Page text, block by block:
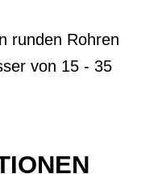
runden Rohren
von 15 - 35